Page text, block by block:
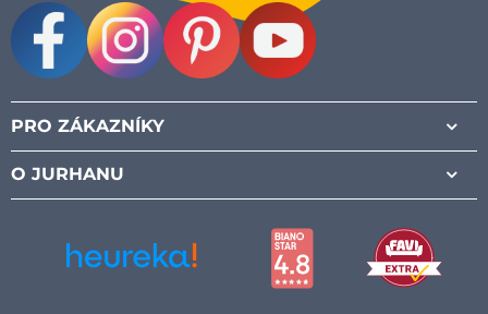
PRO ZÁKAZNÍKY
O JURHANU